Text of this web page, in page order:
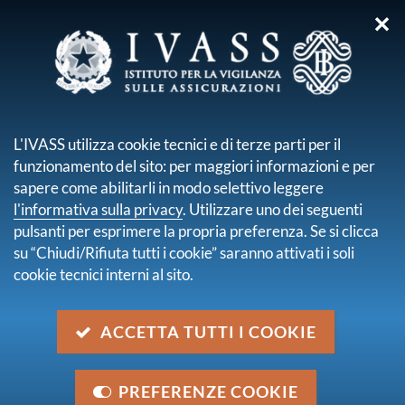
sei qui: Home Media Interventi e interviste
pagina 4 di 35
Novelli (IVASS): FWU, le lezioni dal crac
assicurativo in Lussemburgo
Intervista di Roberto Novelli su We Wealth
Intelligenza artificiale e intermediazione
assicurativa
Convegno "Il futuro degli agenti di assicurazione: il
nell'intermediazione"
✕
L'IVASS utilizza cookie tecnici e di terze parti per il
funzionamento del sito: per maggiori informazioni e per
sapere come abilitarli in modo selettivo leggere
l'informativa sulla privacy. Utilizzare uno dei seguenti
pulsanti per esprimere la propria preferenza. Se si clicca
su “Chiudi/Rifiuta tutti i cookie” saranno attivati i soli
cookie tecnici interni al sito.
ACCETTA TUTTI I COOKIE
PREFERENZE COOKIE